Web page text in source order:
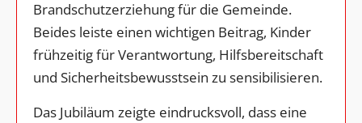
Brandschutzerziehung für die Gemeinde.
Beides leiste einen wichtigen Beitrag, Kinder
frühzeitig für Verantwortung, Hilfsbereitschaft
und Sicherheitsbewusstsein zu sensibilisieren.
Das Jubiläum zeigte eindrucksvoll, dass eine